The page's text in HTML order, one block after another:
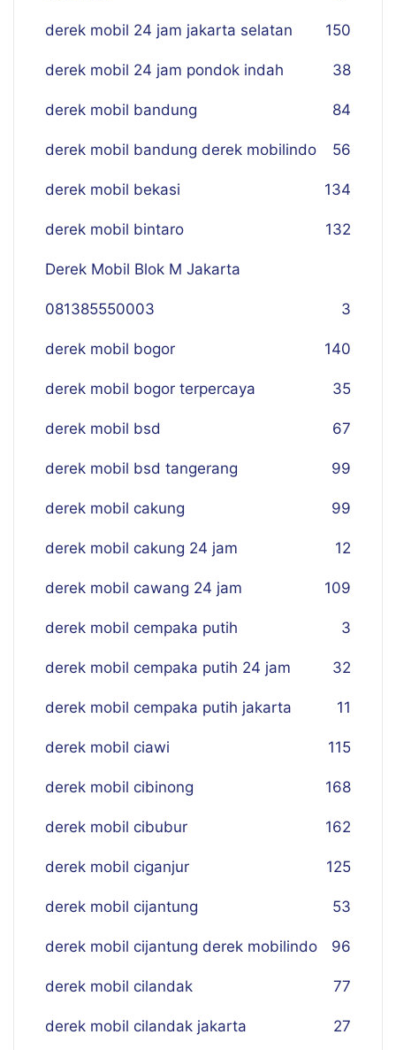
derek mobil 24 jam jakarta selatan 150
derek mobil 24 jam pondok indah 38
derek mobil bandung 84
derek mobil bandung derek mobilindo 56
derek mobil bekasi 134
derek mobil bintaro 132
Derek Mobil Blok M Jakarta
081385550003 3
derek mobil bogor 140
derek mobil bogor terpercaya 35
derek mobil bsd 67
derek mobil bsd tangerang 99
derek mobil cakung 99
derek mobil cakung 24 jam 12
derek mobil cawang 24 jam 109
derek mobil cempaka putih 3
derek mobil cempaka putih 24 jam 32
derek mobil cempaka putih jakarta 11
derek mobil ciawi 115
derek mobil cibinong 168
derek mobil cibubur 162
derek mobil ciganjur 125
derek mobil cijantung 53
derek mobil cijantung derek mobilindo 96
derek mobil cilandak 77
derek mobil cilandak jakarta 27